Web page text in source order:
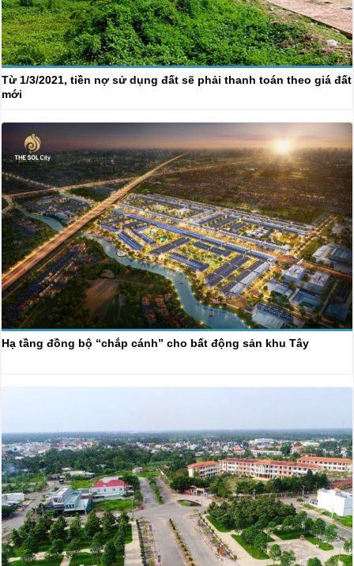
Từ 1/3/2021, tiền nợ sử dụng đất sẽ phải thanh toán theo giá đất
mới
Hạ tầng đồng bộ “chắp cánh” cho bất động sản khu Tây